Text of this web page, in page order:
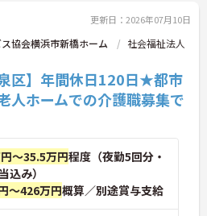
更新日：2026年07月10日
協会横浜市新橋ホーム
社会福祉法人
区】年間休日120日★都市
人ホームでの介護職募集で
～35.5万円程度（夜勤5回分・
込み）
～426万円概算／別途賞与支給